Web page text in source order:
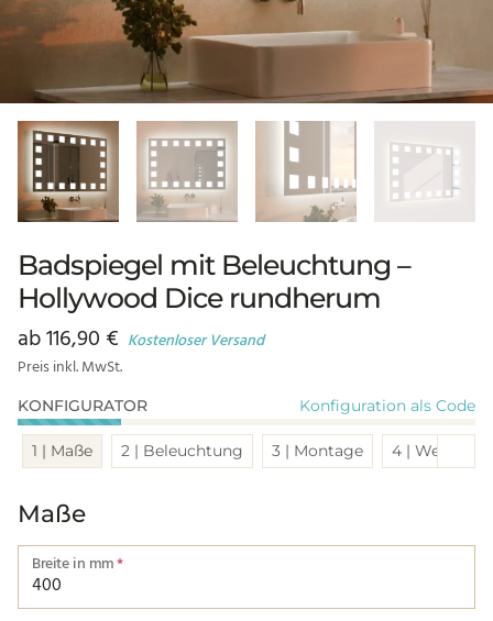
Badspiegel mit Beleuchtung –
Hollywood Dice rundherum
ab116,90 € Kostenloser Versand
Preis inkl. MwSt.
KONFIGURATOR Konfiguration als Code
1 | Maße 2 | Beleuchtung 3 | Montage 4 | Weitere
Maße
Breite in mm*